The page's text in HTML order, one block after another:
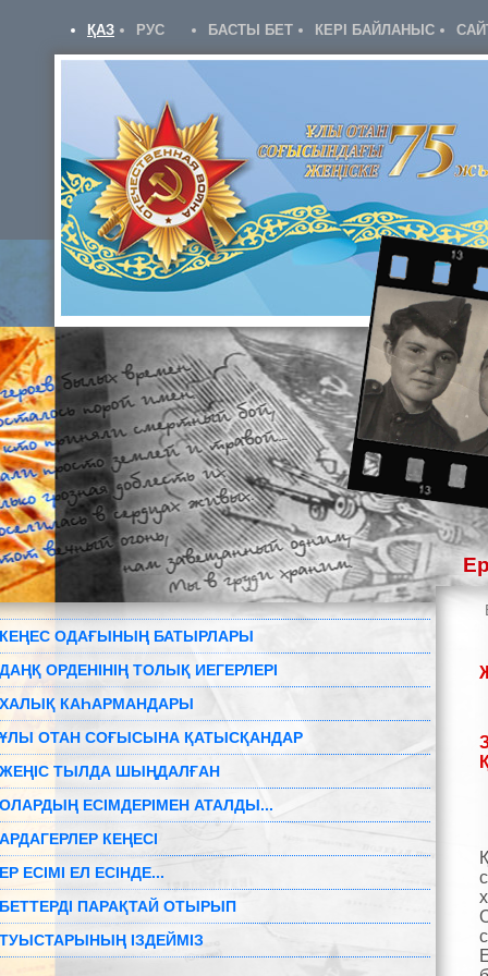
ҚАЗ РУС БАСТЫ БЕТ КЕРІ БАЙЛАНЫС
КЕҢЕС ОДАҒЫНЫҢ БАТЫРЛАРЫ
ДАҢҚ ОРДЕНІНІҢ ТОЛЫҚ ИЕГЕРЛЕРІ
ХАЛЫҚ КАҺАРМАНДАРЫ
ҰЛЫ ОТАН СОҒЫСЫНА ҚАТЫСҚАНДАР
ЖЕҢІС ТЫЛДА ШЫҢДАЛҒАН
ОЛАРДЫҢ ЕСІМДЕРІМЕН АТАЛДЫ...
АРДАГЕРЛЕР КЕҢЕСІ
ЕР ЕСІМІ ЕЛ ЕСІНДЕ...
БЕТТЕРДІ ПАРАҚТАЙ ОТЫРЫП
ТУЫСТАРЫНЫҢ ІЗДЕЙМІЗ